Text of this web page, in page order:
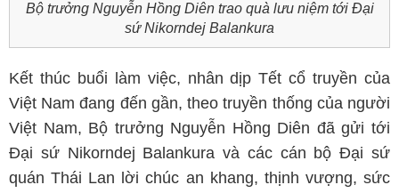
Bộ trưởng Nguyễn Hồng Diên trao quà lưu niệm tới Đại
sứ Nikorndej Balankura
Kết thúc buổi làm việc, nhân dịp Tết cổ truyền của
Việt Nam đang đến gần, theo truyền thống của người
Việt Nam, Bộ trưởng Nguyễn Hồng Diên đã gửi tới
Đại sứ Nikorndej Balankura và các cán bộ Đại sứ
quán Thái Lan lời chúc an khang, thịnh vượng, sức